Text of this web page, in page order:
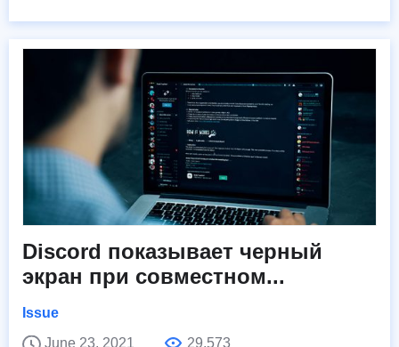
Discord показывает черный
экран при совместном...
Issue
June 23, 2021
29,573